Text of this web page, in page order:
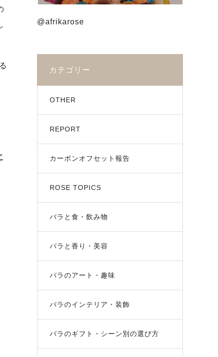
@afrikarose
カテゴリー
OTHER
REPORT
カーボンオフセット報告
ROSE TOPICS
バラと食・飲み物
バラと香り・美容
バラのアート・趣味
バラのインテリア・装飾
バラのギフト・シーン別の選び方